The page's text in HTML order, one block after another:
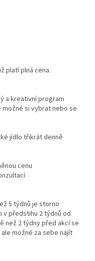
platí plná cena.
a kreativní program
si vybrat nebo se
jídlo třikrát denně
cenu
5 týdnů je storno
v předstihu 2 týdnů od
než 2 týdny před akcí se
možné za sebe najít